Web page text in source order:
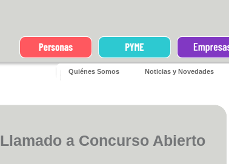
Quiénes Somos Noticias y Novedades
Llamado a Concurso Abierto